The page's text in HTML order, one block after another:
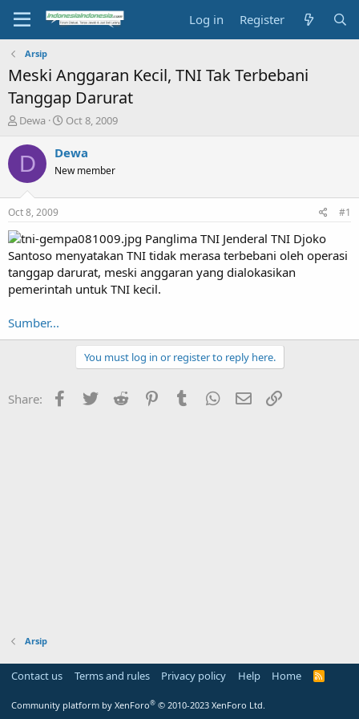
Log in Register
Arsip
Meski Anggaran Kecil, TNI Tak Terbebani
Tanggap Darurat
T
r
a
s
t
a
t
e
r
Dewa
S
a
t
e
Oct 8, 2009
D Dewa
New member
Oct 8, 2009 #1
Panglima TNI Jenderal TNI Djoko
Santoso menyatakan TNI tidak merasa terbebani oleh operasi
tanggap darurat, meski anggaran yang dialokasikan
pemerintah untuk TNI kecil.
Sumber...
You must log in or register to reply here.
Share: Facebook
Twitter Reddit PinterestTumblr WhatsApp
Email
Arsip
Contact us Terms and rules Privacy policy Help Home
R
Community platform by XenForo® © 2010-2023 XenForo Ltd.